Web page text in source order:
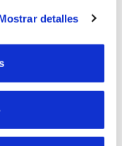
funcione y que
consultar
Cookies
detalles
Y ESTADÍSTICA